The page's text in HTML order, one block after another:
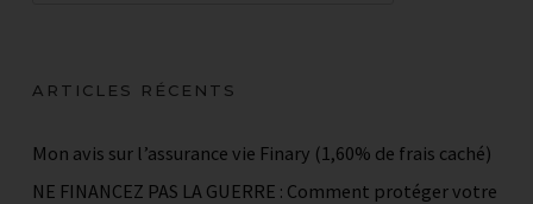
ARTICLES RÉCENTS
Mon avis sur l’assurance vie Finary (1,60% de frais caché)
NE FINANCEZ PAS LA GUERRE : Comment protéger votre